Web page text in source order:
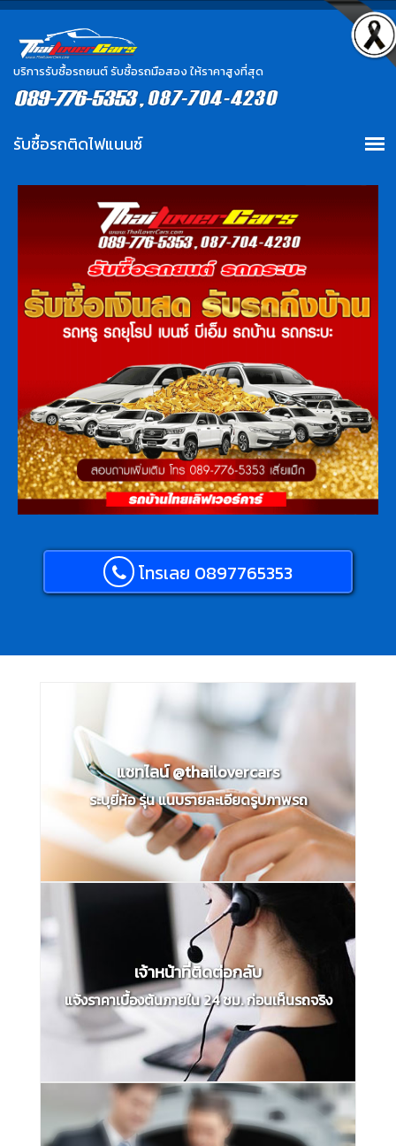
บริการรับซื้อรถยนต์ รับซื้อรถมือสอง ให้ราคาสูงที่สุด
โทรเลย 0897765353
แชทไลน์ @thailovercars
ระบุยี่ห้อ รุ่น แนบรายละเอียดรูปภาพรถ
เจ้าหน้าที่ติดต่อกลับ
แจ้งราคาเบื้องต้นภายใน 24 ชม. ก่อนเห็นรถจริง